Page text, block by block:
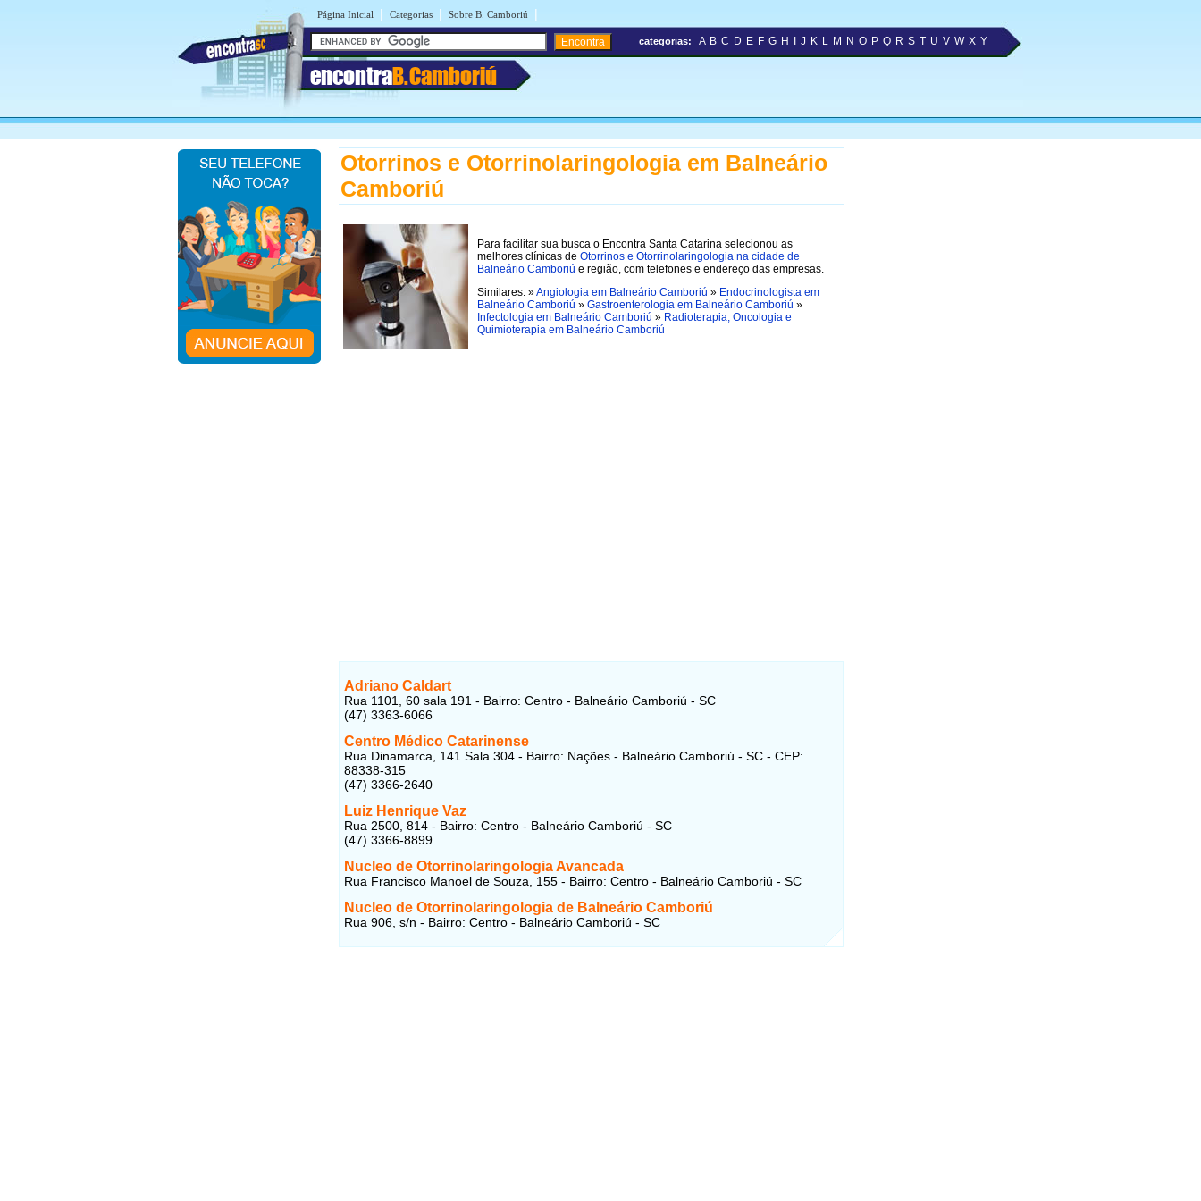
Página Inicial | Categorias | Sobre B. Camboriú |
encontraB.Camboriú
categorias: A B C D E F G H J K L M N O P Q R S T U V W X Y
Otorrinos e Otorrinolaringologia em Balneário
Camboriú
Para facilitar sua busca o Encontra Santa Catarina selecionou as
melhores clínicas de Otorrinos e Otorrinolaringologia na cidade de
Balneário Camboriú e região, com telefones e endereço das empresas.
Similares: »Angiologia em Balneário Camboriú » Endocrinologista em
Balneário Camboriú » Gastroenterologia em Balneário Camboriú »
Infectologia em Balneário Camboriú » Radioterapia, Oncologia e
Quimioterapia em Balneário Camboriú
Adriano Caldart
Rua 1101, 60 sala 191 - Bairro: Centro - Balneário Camboriú - SC
(47) 3363-6066
Centro Médico Catarinense
Rua Dinamarca, 141 Sala 304 - Bairro: Nações - Balneário Camboriú - SC - CEP:
88338-315
(47) 3366-2640
Luiz Henrique Vaz
Rua 2500, 814 - Bairro: Centro - Balneário Camboriú - SC
(47) 3366-8899
Nucleo de Otorrinolaringologia Avancada
Rua Francisco Manoel de Souza, 155 - Bairro: Centro - Balneário Camboriú - SC
Nucleo de Otorrinolaringologia de Balneário Camboriú
Rua 906, s/n - Bairro: Centro - Balneário Camboriú - SC